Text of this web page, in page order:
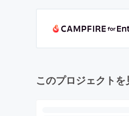
このプロジェクト